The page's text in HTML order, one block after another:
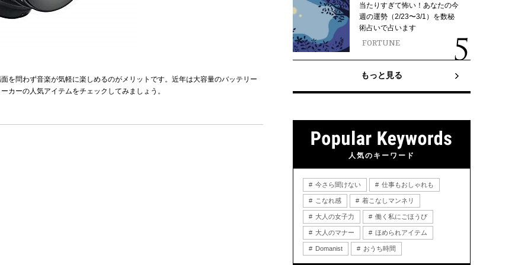
を問わず音楽が気軽に楽しめるのがメリットです。近年は大容量のバッテリー
カーの人気アイテムをチェックしてみましょう。
当たりすぎて怖い！あなたの今
週の運勢（2/23〜3/1）を数秘
術占いで占います
FORTUNE
もっと見る
人気のキーワード
今さら聞けない 仕事もおしゃれも
こなれ感 着こなしマンネリ
大人の女子力 働く私にごほうび
大人のマナー ほめられアイテム
Domanist おうち時間